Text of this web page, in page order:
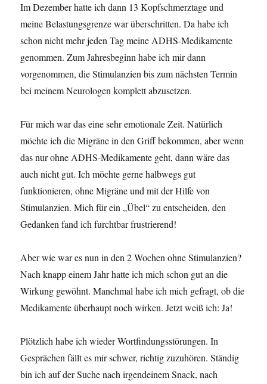
Im Dezember hatte ich dann 13 Kopfschmerztage und
meine Belastungsgrenze war überschritten. Da habe ich
schon nicht mehr jeden Tag meine ADHS-Medikamente
genommen. Zum Jahresbeginn habe ich mir dann
vorgenommen, die Stimulanzien bis zum nächsten Termin
bei meinem Neurologen komplett abzusetzen.
Für mich war das eine sehr emotionale Zeit. Natürlich
möchte ich die Migräne in den Griff bekommen, aber wenn
das nur ohne ADHS-Medikamente geht, dann wäre das
auch nicht gut. Ich möchte gerne halbwegs gut
funktionieren, ohne Migräne und mit der Hilfe von
Stimulanzien. Mich für ein „Übel“ zu entscheiden, den
Gedanken fand ich furchtbar frustrierend!
Aber wie war es nun in den 2 Wochen ohne Stimulanzien?
Nach knapp einem Jahr hatte ich mich schon gut an die
Wirkung gewöhnt. Manchmal habe ich mich gefragt, ob die
Medikamente überhaupt noch wirken. Jetzt weiß ich: Ja!
Plötzlich habe ich wieder Wortfindungsstörungen. In
Gesprächen fällt es mir schwer, richtig zuzuhören. Ständig
bin ich auf der Suche nach irgendeinem Snack, nach